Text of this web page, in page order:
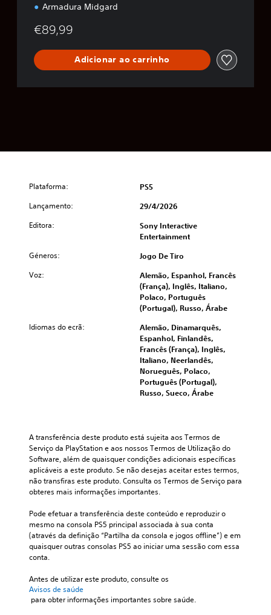
Armadura Midgard
€89,99
Adicionar ao carrinho
Plataforma: PS5
Lançamento: 29/4/2026
Editora:
Sony Interactive
Entertainment
Géneros: Jogo De Tiro
Voz:
Alemão, Espanhol, Francês
(França), Inglês, Italiano,
Polaco, Português
(Portugal), Russo, Árabe
Idiomas do ecrã:
Alemão, Dinamarquês,
Espanhol, Finlandês,
Francês (França), Inglês,
Italiano, Neerlandês,
Norueguês, Polaco,
Português (Portugal),
Russo, Sueco, Árabe
A transferência deste produto está sujeita aos Termos de
Serviço da PlayStation e aos nossos Termos de Utilização do
Software, além de quaisquer condições adicionais específicas
aplicáveis a este produto. Se não desejas aceitar estes termos,
não transfiras este produto. Consulta os Termos de Serviço para
obteres mais informações importantes.
Pode efetuar a transferência deste conteúdo e reproduzir o
mesmo na consola PS5 principal associada à sua conta
(através da definição “Partilha da consola e jogos offline”) e em
quaisquer outras consolas PS5 ao iniciar uma sessão com essa
conta.
Antes de utilizar este produto, consulte os
Avisos de saúde
para obter informações importantes sobre saúde.